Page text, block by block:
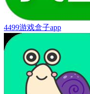
4499游戏盒子app